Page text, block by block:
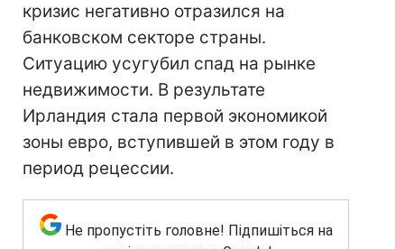
кризис негативно отразился на
банковском секторе страны.
Ситуацию усугубил спад на рынке
недвижимости. В результате
Ирландия стала первой экономикой
зоны евро, вступившей в этом году в
период рецессии.
Не пропустіть головне! Підпишіться на